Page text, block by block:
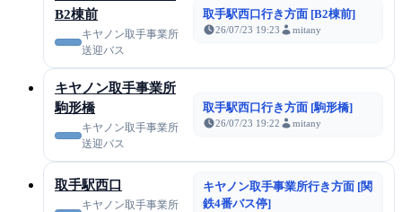
B2棟前
キヤノン取手事業所
送迎バス
取手駅西口行き方面 [B2棟前]
26/07/23 19:23 mitany
キヤノン取手事業所
駒形橋
キヤノン取手事業所
送迎バス
取手駅西口行き方面 [駒形橋]
26/07/23 19:22 mitany
取手駅西口
キヤノン取手事業所
キヤノン取手事業所行き方面 [関
鉄4番バス停]